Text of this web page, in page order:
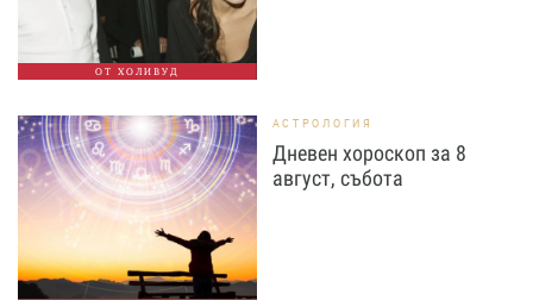
ОТ ХОЛИВУД
АСТРОЛОГИЯ
Дневен хороскоп за 8
август, събота